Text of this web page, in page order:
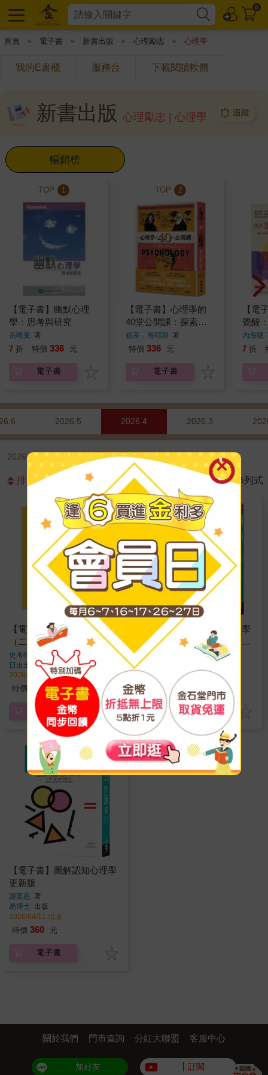
0
首頁 ＞ 電子書 ＞ 新書出版 ＞ 心理勵志 ＞ 心理學
我的E書櫃 服務台 下載閱讀軟體
新書出版 心理勵志 | 心理學 追蹤
暢銷榜
TOP 1
【電子書】幽默心理
學：思考與研究
岳曉東 著
7 折 特價 336 元
電子書
TOP 2
【電子書】心理學的
40堂公開課：探索複
雜的人性隱微，解密人
類行為模式與思維形塑
妮基．海耶斯 著
特價 336 元
電子書
【電
覺醒
的主
觀八
內海聰
7 折
2026.5 2026.4 2026.3
2026.4 心理勵志 | 心理學 | 出版日新→舊
排序 圖片式 條列式
【電子書】遺忘，剛剛好
（二版）
史考特．史摩著
日出出版出版
2026/04/15 出版
特價 378 元
電子書
【電子書】圖解認知心理學
更新版：解開行為思想背後
的心理運作歷程
謝嘉恩
2026/04/11 出版
特價 360
電子書
【電子書】圖解認知心理學
更新版
謝嘉恩 著
易博士 出版
2026/04/11 出版
特價 360 元
電子書
關於我們 門市查詢 分紅大聯盟 客服中心
加好友 訂閱